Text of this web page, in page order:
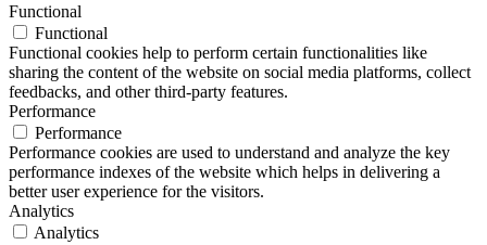
Functional
Functional
Functional cookies help to perform certain functionalities like
sharing the content of the website on social media platforms, collect
feedbacks, and other third-party features.
Performance
Performance
Performance cookies are used to understand and analyze the key
performance indexes of the website which helps in delivering a
better user experience for the visitors.
Analytics
Analytics